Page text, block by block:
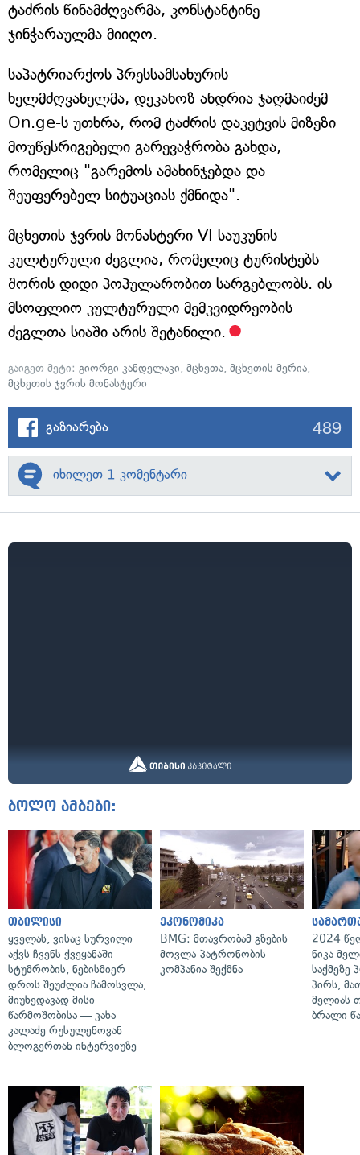
ტაძრის წინამძღვარმა, კონსტანტინე
ჯინჭარაულმა მიიღო.
საპატრიარქოს პრესსამსახურის
ხელმძღვანელმა, დეკანოზ ანდრია ჯაღმაიძემ
On.ge-ს უთხრა, რომ ტაძრის დაკეტვის მიზეზი
მოუწესრიგებელი გარევაჭრობა გახდა,
რომელიც "გარემოს ამახინჯებდა და
შეუფერებელ სიტუაციას ქმნიდა".
მცხეთის ჯვრის მონასტერი VI საუკუნის
კულტურული ძეგლია, რომელიც ტურისტებს
შორის დიდი პოპულარობით სარგებლობს. ის
მსოფლიო კულტურული მემკვიდრეობის
ძეგლთა სიაში არის შეტანილი.
გაიგეთ მეტი: გიორგი კანდელაკი, მცხეთა, მცხეთის მერია,
მცხეთის ჯვრის მონასტერი
გაზიარება 489
იხილეთ 1 კომენტარი
ბოლო ამბები:
თბილისი
ყველას, ვისაც სურვილი
აქვს ჩვენს ქვეყანაში
სტუმრობის, ნებისმიერ
დროს შეუძლია ჩამოსვლა,
მიუხედავად მისი
წარმოშობისა — კახა
კალაძე რუსულენოვან
ბლოგერთან ინტერვიუზე
ეკონომიკა
BMG: მთავრობამ გზების
მოვლა-პატრონობის
კომპანია შექმნა
2024
ნიკა
საქმეზე
პირს,
მელიას
ბრალი